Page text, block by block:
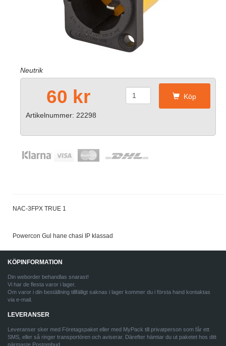
Neutrik
60 kr Köp
Artikelnummer: 22298
NAC-3FPX TRUE 1
Powercon Gul hane chasi IP klassad
KÖPINFORMATION
Din weborder behandlas snarast!
Vi har de flesta varor i lager.
Om varor i din beställning tillfälligt saknas i lager kommer du i första hand kontaktas
via e-mail.
LEVERANSER
Leveranser sker med Företagspaket eller med MyPack till privatperson som får ett
SMS, eller så ringer transportören och aviserar. Därefter hämtar du ut paketet hos ditt
närmaste Postombud.